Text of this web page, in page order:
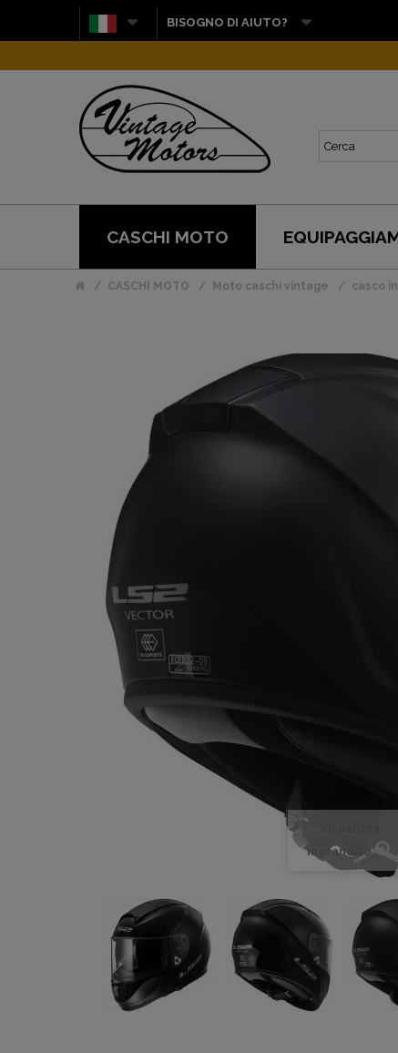
BISOGNO DI AIUTO?
CASCHI MOTO
CASCHI MOTO Moto caschi vintage casco
ingrandito